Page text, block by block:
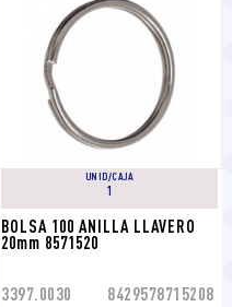
UNID/CAJA
1
BOLSA 100 ANILLA LLAVERO
20mm 8571520
3397.0030 8429578715208